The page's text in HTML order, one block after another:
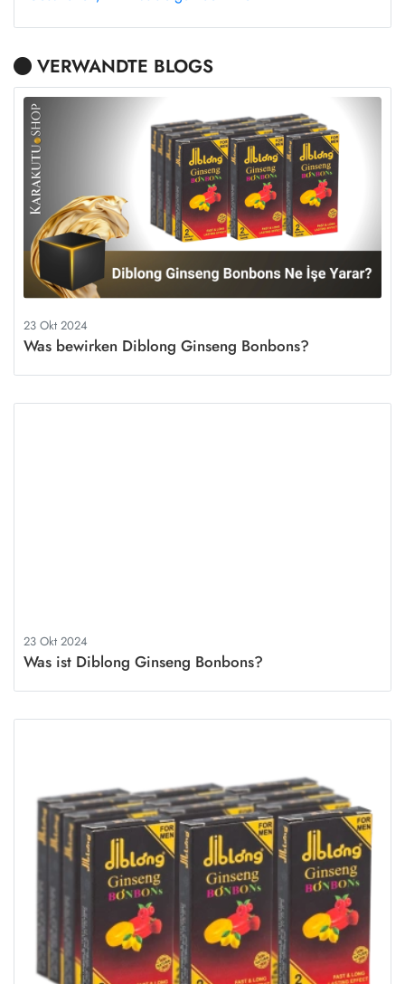
VERWANDTE BLOGS
23 Okt 2024
Was bewirken Diblong Ginseng Bonbons?
23 Okt 2024
Was ist Diblong Ginseng Bonbons?